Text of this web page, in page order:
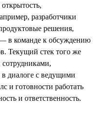
разработчики
решения,
— в команде к обсуждению
Текущий стек того же
сотрудниками,
в диалоге с ведущими
и готовности работать
и ответственность.